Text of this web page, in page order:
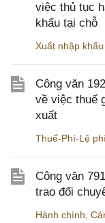
việc thủ tục
khẩu tại chỗ
Xuất nhập khẩu
Công văn
về việc thuế
xuất
Thuế-Phí-Lệ
Công văn
trao đổi
Hành chính